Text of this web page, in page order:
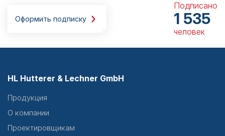
Оформить подписку
Подписано
1 535
человек
HL Hutterer & Lechner GmbH
Продукция
О компании
Проектировщикам